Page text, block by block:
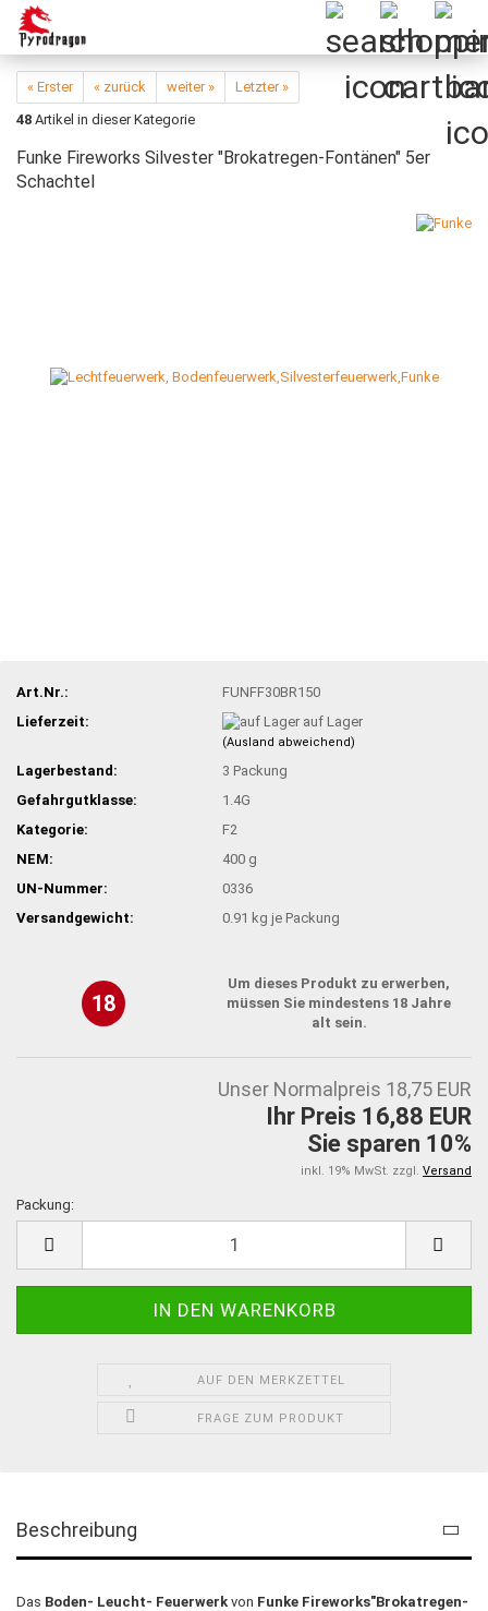
« Erster « zurück weiter »
Letzter »
48 Artikel in dieser Kategorie
Funke Fireworks Silvester "Brokatregen-Fontänen" 5er
Schachtel
Art.Nr.:
FUNFF30BR150
Lieferzeit:
auf Lager
(Ausland abweichend)
Lagerbestand: 3Packung
Gefahrgutklasse:
1.4G
Kategorie:
F2
NEM:
400 g
UN-Nummer:
0336
Versandgewicht:
0.91 kg je Packung
18
Um dieses Produkt zu erwerben,
müssen Sie mindestens 18 Jahre
alt sein.
Unser Normalpreis 18,75 EUR
Ihr Preis 16,88 EUR
Sie sparen 10%
inkl. 19% MwSt. zzgl. Versand
Packung:
AUF DEN MERKZETTEL
FRAGE ZUM PRODUKT
Beschreibung
Das Boden- Leucht- Feuerwerk von Funke Fireworks"Brokatregen-